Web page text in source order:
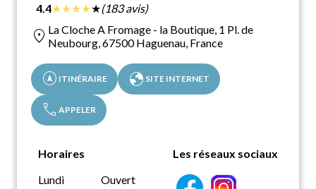
4.4★★★★★(183 avis)
location_on La Cloche A Fromage - la Boutique, 1 Pl. de
Neubourg, 67500 Haguenau, France
assistant_navigation ITINÉRAIRE globe SITE INTERNET
call APPELER
Horaires
Lundi
Ouvert
Les réseaux sociaux